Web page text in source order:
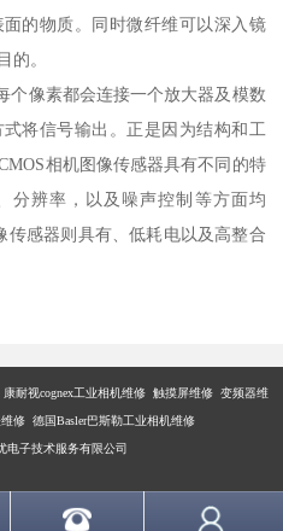
的物质。同时微纤维可以深入镜
的。
个像素都会连接一个放大器及模数
将信号输出。正是因为结构和工
相机图像传感器具有不同的特
分辨率，以及噪声控制等方面均
传感器则具有、低耗电以及高整合
耐视cognex工业相机维修 触摸屏维修 变频器维
修 德国Basler巴斯勒工业相机维修
电子技术服务有限公司